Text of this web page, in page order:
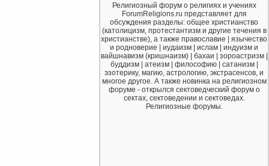
Религиозный форум о религиях и учениях
ForumReligions.ru представляет для
обсуждения разделы: общее христианство
(католицизм, протестантизм и другие течения в
христианстве), а также православие | язычество
и родноверие | иудаизм | ислам | индуизм и
вайшнавизм (кришнаизм) | бахаи | зороастризм |
буддизм | атеизм | философию | сатанизм |
эзотерику, магию, астрологию, экстрасенсов, и
многое другое. А также новинка на религиозном
форуме - открылся сектоведческий форум о
сектах, сектоведении и сектоведах.
Религиозные форумы.